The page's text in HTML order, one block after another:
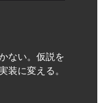
ない。仮説を
装に変える。